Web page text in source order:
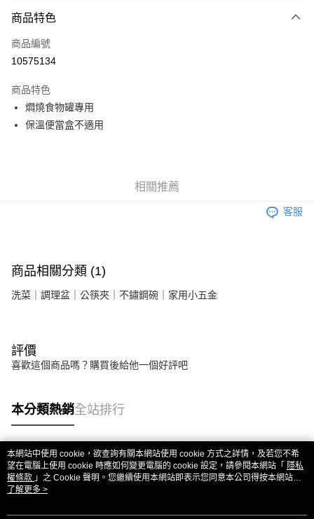
全家取貨（下單付款）後，現貨商品將於 3 個工作天內寄出
每筆NT$75，滿NT$1,199(含以上)免運費
7-11取貨（下單付款）後，現貨商品將於 3 個工作天內寄出
※ 下單後（不含訂購當天），現貨商品將於１－３個工作天寄出，
商品特色
商品編號
10575134
商品特色
燜燒食物罐專用
保溫便當盒不適用
相關推薦
客服
商品相關分類 (1)
洗菜｜調理盆｜公筷夾｜不鏽鋼碗｜家用小五金
評價
喜歡這個商品嗎？購買後給他一個好評吧
本分類熱銷全站排行
熱門標籤
本網站中使用 cookie，欲查詢有關本網站使用 cookie 方式之詳情，及若您不希
望在電腦上使用 cookie 時應如何變更電腦的 cookie 設定，請參閱本網站「 隱私
權條款 」之 Cookie 聲明。您繼續使用本網站即表示您同意本公司得按本網站使
用條款之 Cookie 聲明使用 cookie。
了解更多 >